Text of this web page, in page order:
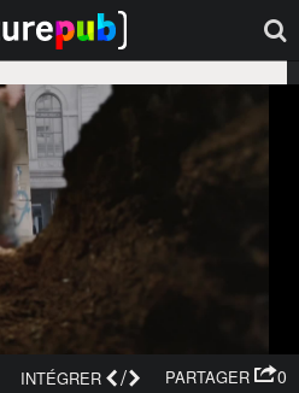
PARTAGER 0
INTÉGRER /